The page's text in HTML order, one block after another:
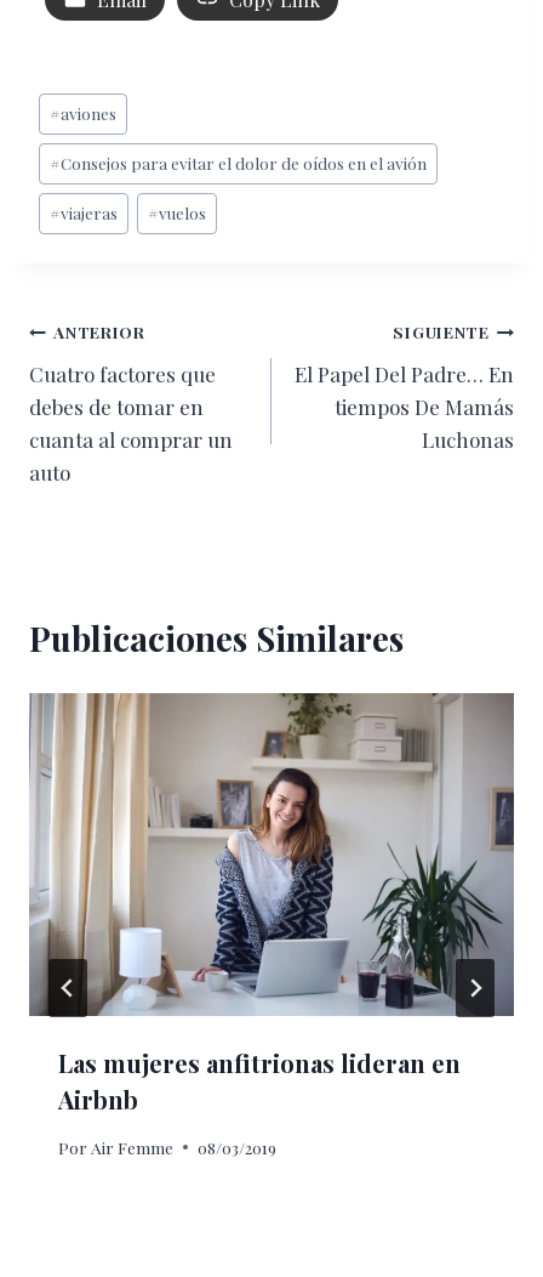
Etiquetas
de
la
entrada:
#aviones
#Consejos para evitar el dolor de oídos en el avión
#viajeras #vuelos
Navegación
de
entradas
ANTERIOR
Cuatro factores que
debes de tomar en
cuanta al comprar un
auto
SIGUIENTE
El Papel Del Padre… En
tiempos De Mamás
Luchonas
Publicaciones Similares
Las mujeres anfitrionas lideran en
Airbnb
Por Air Femme 08/03/2019